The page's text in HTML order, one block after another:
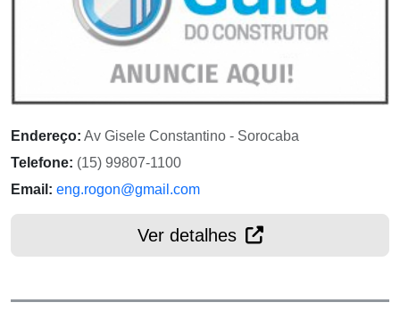
Endereço: Av Gisele Constantino - Sorocaba
Telefone: (15) 99807-1100
Email: eng.rogon@gmail.com
Ver detalhes